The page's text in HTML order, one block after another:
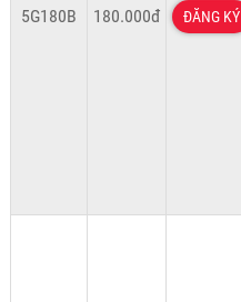
5G180B 180.000đ ĐĂNG KÝ